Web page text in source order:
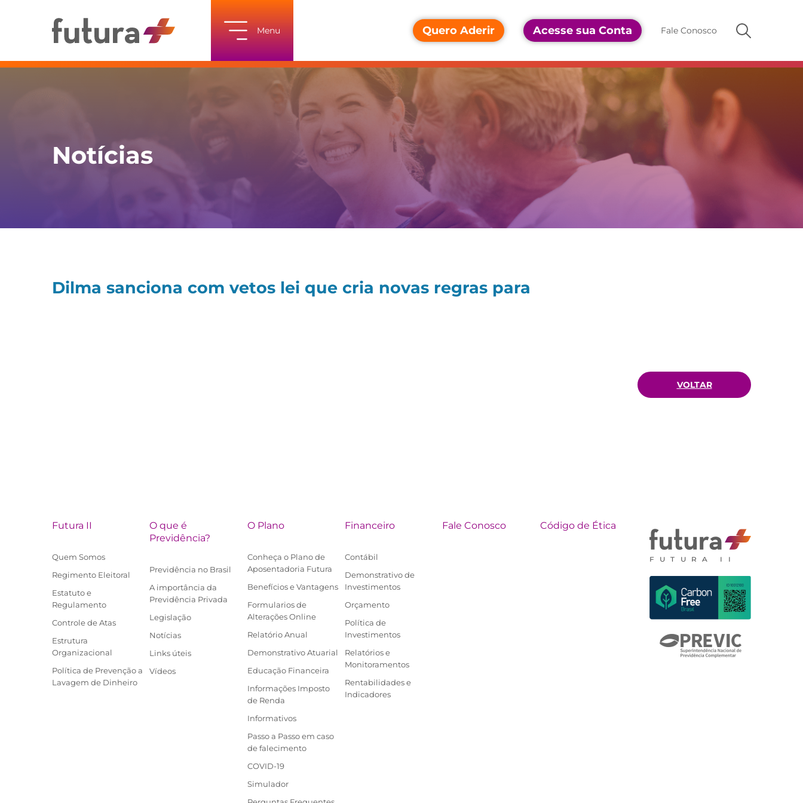
Menu Quero Aderir Acesse sua Conta Fale Conosco
Notícias
Dilma sanciona com vetos lei que cria novas regras para
VOLTAR
Futura II
Quem Somos
Regimento Eleitoral
Estatuto e
Regulamento
Controle de Atas
Estrutura
Organizacional
Política de Prevenção a
Lavagem de Dinheiro
O que é
Previdência?
Previdência no Brasil
A importância da
Previdência Privada
Legislação
Notícias
Links úteis
Vídeos
O Plano
Conheça o Plano de
Aposentadoria Futura
Benefícios e Vantagens
Formularios de
Alterações Online
Relatório Anual
Demonstrativo Atuarial
Educação Financeira
Informações Imposto
de Renda
Informativos
Passo a Passo em caso
de falecimento
COVID-19
Simulador
Financeiro
Contábil
Demonstrativo de
Investimentos
Orçamento
Política de
Investimentos
Relatórios e
Monitoramentos
Rentabilidades e
Indicadores
Fale Conosco Código de Ética
FUTURA II